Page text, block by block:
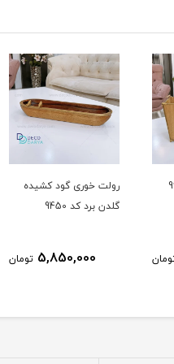
تومان
شیرینی خوری بزرگ گلدن
برد کد 9500
8,250,000 تومان